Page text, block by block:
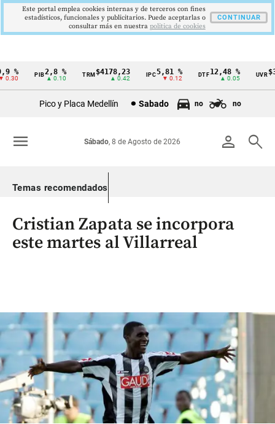
Cintillo
Colombia
% PIB2,8 %
▲ 0.10
TRM$4178,23
▲ 0.42
5,81 %
▼ 0.12
DTF12,48 %
▲ 0.05
UVR
Pico y Placa Medellín Sabado no no
person search
Sábado, 8 de Agosto de 2026
menu
Temas recomendados
Cristian Zapata se incorpora
este martes al Villarreal
Este portal emplea cookies internas y de terceros con fines
estadísticos, funcionales y publicitarios. Puede aceptarlas o
consultar más en nuestra politica de cookies
CONTINUAR